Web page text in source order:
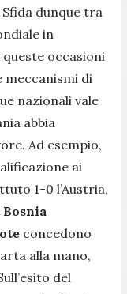
dunque tra
in
occasioni
di
nazionali vale
abbia
Ad esempio,
ai
1-0 l’Austria,
Bosnia
concedono
alla mano,
del